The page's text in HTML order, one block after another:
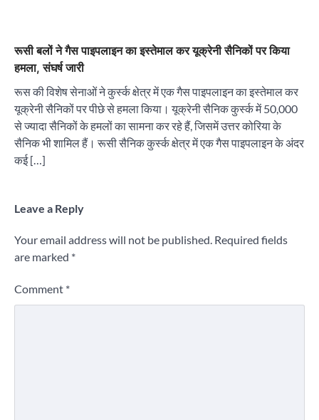
रूसी बलों ने गैस पाइपलाइन का इस्तेमाल कर यूक्रेनी सैनिकों पर किया
हमला, संघर्ष जारी
रूस की विशेष सेनाओं ने कुर्स्क क्षेत्र में एक गैस पाइपलाइन का इस्तेमाल कर
यूक्रेनी सैनिकों पर पीछे से हमला किया। यूक्रेनी सैनिक कुर्स्क में 50,000
से ज्यादा सैनिकों के हमलों का सामना कर रहे हैं, जिसमें उत्तर कोरिया के
सैनिक भी शामिल हैं। रूसी सैनिक कुर्स्क क्षेत्र में एक गैस पाइपलाइन के अंदर
कई […]
Leave a Reply
Your email address will not be published. Required fields
are marked *
Comment *